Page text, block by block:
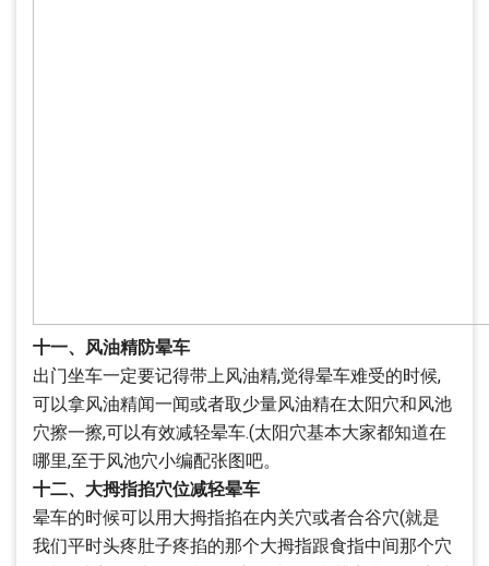
十一、风油精防晕车
出门坐车一定要记得带上风油精,觉得晕车难受的时候,
可以拿风油精闻一闻或者取少量风油精在太阳穴和风池
穴擦一擦,可以有效减轻晕车.(太阳穴基本大家都知道在
哪里,至于风池穴小编配张图吧。
十二、大拇指掐穴位减轻晕车
晕车的时候可以用大拇指掐在内关穴或者合谷穴(就是
我们平时头疼肚子疼掐的那个大拇指跟食指中间那个穴